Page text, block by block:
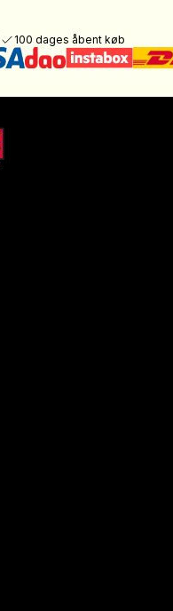
100 dages åbent køb